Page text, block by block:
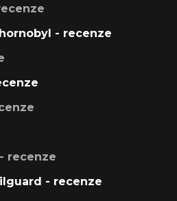
- recenze
recenze
- recenze